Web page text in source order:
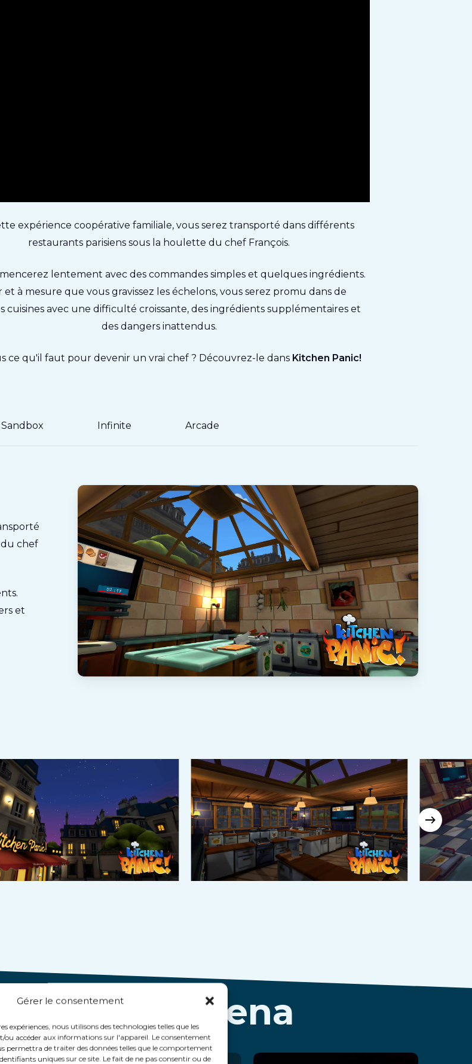
Gérer le consentement
expériences, nous utilisons des technologies telles que les
ou accéder aux informations sur l'appareil. Le consentement
permettra de traiter des données telles que le comportement
uniques sur ce site. Le fait de ne pas consentir ou de
expérience coopérative familiale, vous serez transporté dans différents
restaurants parisiens sous la houlette du chef François.
lentement avec des commandes simples et quelques ingrédients.
et à mesure que vous gravissez les échelons, vous serez promu dans de
cuisines avec une difficulté croissante, des ingrédients supplémentaires et
des dangers inattendus.
ce qu'il faut pour devenir un vrai chef ? Découvrez-le dans Kitchen Panic!
Sandbox Infinite Arcade
du chef
et
VEX Arena